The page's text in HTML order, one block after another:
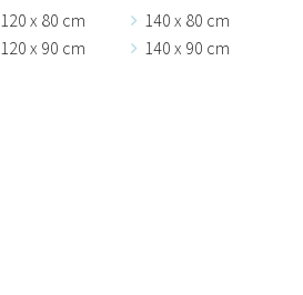
120 x 80 cm
140 x 80 cm
120 x 90 cm 140 x 90 cm